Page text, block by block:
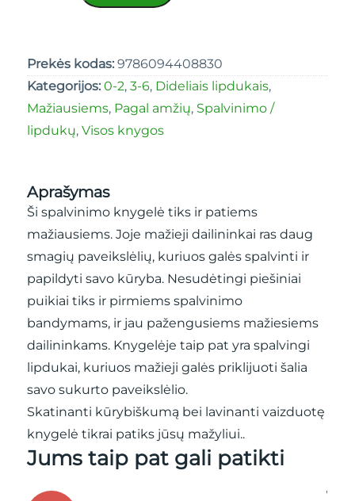
Prekės kodas: 9786094408830
Kategorijos: 0-2, 3-6, Dideliais lipdukais,
Mažiausiems, Pagal amžių, Spalvinimo /
lipdukų, Visos knygos
Aprašymas
Ši spalvinimo knygelė tiks ir patiems
mažiausiems. Joje mažieji dailininkai ras daug
smagių paveikslėlių, kuriuos galės spalvinti ir
papildyti savo kūryba. Nesudėtingi piešiniai
puikiai tiks ir pirmiems spalvinimo
bandymams, ir jau pažengusiems mažiesiems
dailininkams. Knygelėje taip pat yra spalvingi
lipdukai, kuriuos mažieji galės priklijuoti šalia
savo sukurto paveikslėlio.
Skatinanti kūrybiškumą bei lavinanti vaizduotę
knygelė tikrai patiks jūsų mažyliui..
Jums taip pat gali patikti